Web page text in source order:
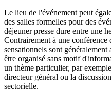
Le lieu de l'événement peut
des salles formelles pour des
déjeuner presse dure entre une
Contrairement à une conférence
sensationnels sont
être organisé sans motif
un thème particulier, par
directeur général ou la
sectorielle.